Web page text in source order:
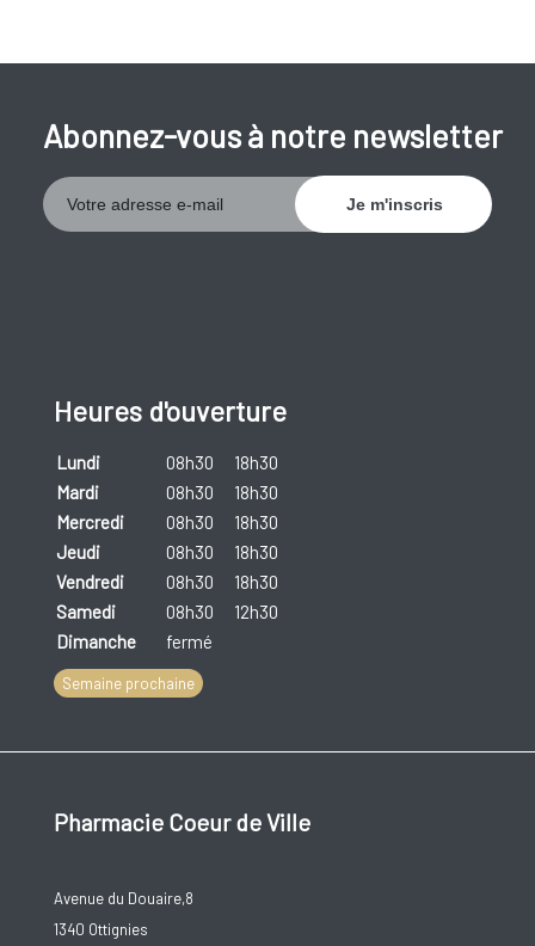
Abonnez-vous à notre newsletter
Heures d'ouverture
Lundi 08h30
18h30
Mardi
08h30
18h30
Mercredi
08h30
18h30
Jeudi
08h30
18h30
Vendredi
08h30
18h30
Samedi
08h30
12h30
Dimanche
fermé
Semaine prochaine
Pharmacie Coeur de Ville
Avenue du Douaire,8
1340 Ottignies